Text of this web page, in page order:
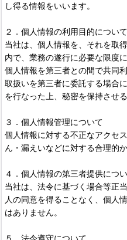
し得る情報をいいます。
２．個人情報の利用目的について
当社は、個人情報を、それを取
内で、業務の遂行に必要な限度
個人情報を第三者との間で共同
取扱いを第三者に委託する場合
を行なった上、秘密を保持させ
３．個人情報管理について
個人情報に対する不正なアクセ
ん・漏えいなどに対する合理的
４．個人情報の第三者提供につ
当社は、法令に基づく場合等正
人の同意を得ることなく、個人
はありません。
５．法令遵守について